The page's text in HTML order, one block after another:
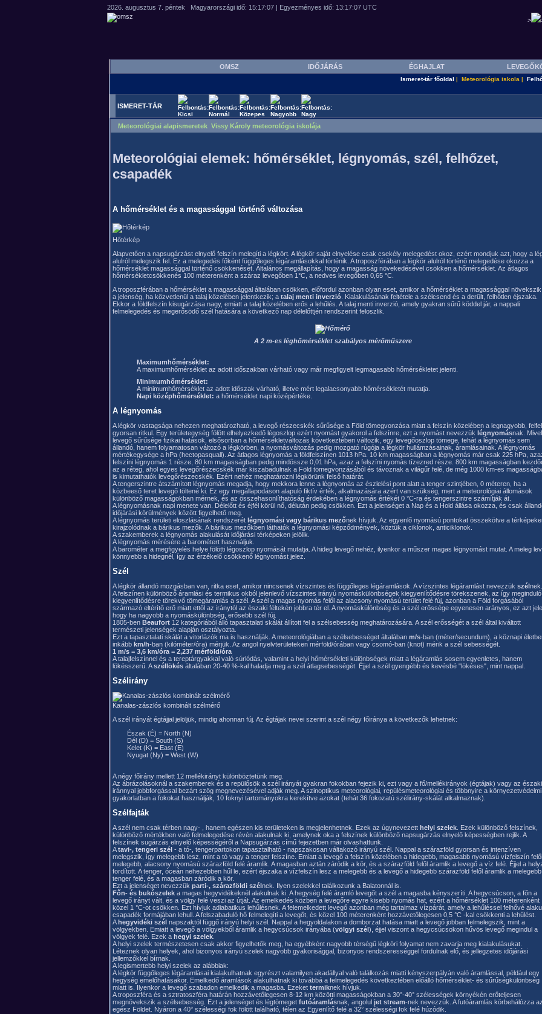
>
OMSZ IDŐJÁRÁS ÉGHAJLAT
Ismeret-tár főoldal Meteorológia iskola
ISMERET-TÁR
Meteorológiai alapismeretek Vissy Károly meteorológia iskolája
Meteorológiai elemek: hőmérséklet, légnyomás, szél, felhőzet,
csapadék
A hőmérséklet és a magassággal történő változása
Hőtérkép
Alapvetően a napsugárzást elnyelő felszín melegíti a légkört. A légkör saját elnyelése csak csekély melegedést okoz, ezért mondjuk azt, hogy a
alulról melegszik fel. Ez a melegedés főként függőleges légáramlásokkal történik. A troposzférában a légkör alulról történő melegedése okozza a
hőmérséklet magassággal történő csökkenését. Általános megállapítás, hogy a magasság növekedésével csökken a hőmérséklet. Az átlagos
hőmérsékletcsökkenés 100 méterenként a száraz levegőben 1°C, a nedves levegőben 0,65 °C.
A troposzférában a hőmérséklet a magassággal általában csökken, előfordul azonban olyan eset, amikor a hőmérséklet a magassággal
a jelenség, ha közvetlenül a talaj közelében jelentkezik; a talaj menti inverzió. Kialakulásának feltétele a szélcsend és a derült, felhőtlen éjszaka.
Ekkor a földfelszín kisugárzása nagy, emiatt a talaj közelében erős a lehűlés. A talaj menti inverzió, amely gyakran sűrű köddel jár, a nappali
felmelegedés és megerősödő szél hatására a következő nap délelőttjén rendszerint feloszlik.
A 2 m-es léghőmérséklet szabályos mérőműszere
Maximumhőmérséklet:
A maximumhőmérséklet az adott időszakban várható vagy már megfigyelt legmagasabb hőmérsékletet jelenti.
Minimumhőmérséklet:
A minimumhőmérséklet az adott időszak várható, illetve mért legalacsonyabb hőmérsékletét mutatja.
Napi középhőmérséklet: a hőmérséklet napi középértéke.
A légnyomás
A légkör vastagsága nehezen meghatározható, a levegő részecskék sűrűsége a Föld tömegvonzása miatt a felszín közelében a legnagyobb,
gyorsan ritkul. Egy területegység fölött elhelyezkedő légoszlop ezért nyomást gyakorol a felszínre, ezt a nyomást nevezzük légnyomásnak.
levegő sűrűsége fizikai hatások, elsősorban a hőmérsékletváltozás következtében változik, egy levegőoszlop tömege, tehát a légnyomás sem
állandó, hanem folyamatosan változó a légkörben, a nyomásváltozás pedig mozgató rúgója a légkör hullámzásainak, áramlásainak. A légnyomás
mértékegysége a hPa (hectopasquall). Az átlagos légnyomás a földfelszínen 1013 hPa. 10 km magasságban a légnyomás már csak 225 hPa,
felszíni légnyomás 1 része, 80 km magasságban pedig mindössze 0,01 hPa, azaz a felszíni nyomás tízezred része. 800 km magasságban
az a réteg, ahol egyes levegőrészecskék már kiszabadulnak a Föld tömegvonzásából és távoznak a világűr felé, de még 1000 km-es
is kimutathatók levegőrészecskék. Ezért nehéz meghatározni légkörünk felső határát.
A tengerszintre átszámított légnyomás megadja, hogy mekkora lenne a légnyomás az észlelési pont alatt a tenger szintjében, 0 méteren, ha a
közbeeső teret levegő töltené ki. Ez egy megállapodáson alapuló fiktív érték, alkalmazására azért van szükség, mert a meteorológiai állomások
különböző magasságokban mérnek, és az összehasonlíthatóság érdekében a légnyomás értékét 0 °C-ra és tengerszintre számítják át.
A légnyomásnak napi menete van. Délelőtt és éjfél körül nő, délután pedig csökken. Ezt a jelenséget a Nap és a Hold állása okozza, és csak
időjárási körülmények között figyelhető meg.
A légnyomás területi eloszlásának rendszerét légnyomási vagy bárikus mezőnek hívjuk. Az egyenlő nyomású pontokat összekötve a
kirajzolódnak a bárikus mezők. A bárikus mezőkben láthatók a légnyomási képződmények, köztük a ciklonok, anticiklonok.
A szakemberek a légnyomás alakulását időjárási térképeken jelölik.
A légnyomás mérésére a barométert használjuk.
A barométer a megfigyelés helye fölötti légoszlop nyomását mutatja. A hideg levegő nehéz, ilyenkor a műszer magas légnyomást mutat. A meleg
könnyebb a hidegnél, így az érzékelő csökkenő légnyomást jelez.
Szél
A légkör állandó mozgásban van, ritka eset, amikor nincsenek vízszintes és függőleges légáramlások. A vízszintes légáramlást nevezzük szél nek.
A felszínen különböző áramlási és termikus okból jelenlevő vízszintes irányú nyomáskülönbségek kiegyenlítődésre törekszenek, az így meginduló,
kiegyenlítődésre törekvő tömegáramlás a szél. A szél a magas nyomás felől az alacsony nyomású terület felé fúj, azonban a Föld forgásából
származó eltérítő erő miatt ettől az iránytól az északi féltekén jobbra tér el. A nyomáskülönbség és a szél erőssége egyenesen arányos, ez azt
hogy ha nagyobb a nyomáskülönbség, erősebb szél fúj.
1805-ben Beaufort 12 kategóriából álló tapasztalati skálát állított fel a szélsebesség meghatározására. A szél erősségét a szél által kiváltott
természeti jelenségek alapján osztályozta.
Ezt a tapasztalati skálát a vitorlázók ma is használják. A meteorológiában a szélsebességet általában m/s-ban (méter/secundum), a köznapi
inkább km/h-ban (kilóméter/óra) mérjük. Az angol nyelvterületeken mérföld/órában vagy csomó-ban (knot) mérik a szél sebességét.
1 m/s = 3,6 km/óra = 2,237 mérföld/óra
A talajfelszínnel és a tereptárgyakkal való súrlódás, valamint a helyi hőmérsékleti különbségek miatt a légáramlás sosem egyenletes, hanem
lökésszerű. Aszéllökés általában 20-40 %-kal haladja meg a szél átlagsebességét. Éjjel a szél gyengébb és kevésbé "lökéses", mint nappal.
Szélirány
Kanalas-zászlós kombinált szélmérő
A szél irányát égtájjal jelöljük, mindig ahonnan fúj. Az égtájak nevei szerint a szél négy főiránya a következők lehetnek:
A négy főirány mellett 12 mellékirányt különböztetünk meg.
Az ábrázolásoknál a szakemberek és a repülősök a szél irányát gyakran fokokban fejezik ki, ezt vagy a fő/mellékirányok (égtájak) vagy az északi
iránnyal jobbforgással bezárt szög megnevezésével adják meg. A szinoptikus meteorológiai, repülésmeteorológiai és többnyire a környezetvédelmi
gyakorlatban a fokokat használják, 10 foknyi tartományokra kerekítve azokat (tehát 36 fokozatú szélirány-skálát alkalmaznak).
Szélfajták
A szél nem csak térben nagy- , hanem egészen kis területeken is megjelenhetnek. Ezek az úgynevezett helyi szelek. Ezek különböző felszínek,
különböző mértékben való felmelegedése révén alakulnak ki, amelynek oka a felszínek különböző napsugárzás elnyelő képességben rejlik. A
felszínek sugárzás elnyelő képességéről a Napsugárzás című fejezetben már olvashattunk.
Atavi-, tengeri szél - a tó-, tengerpartokon tapasztalható - napszakosan váltakozó irányú szél. Nappal a szárazföld gyorsan és intenzíven
melegszik, így melegebb lesz, mint a tó vagy a tenger felszíne. Emiatt a levegő a felszín közelében a hidegebb, magasabb nyomású vízfelszín
melegebb, alacsony nyomású szárazföld felé áramlik. A magasban aztán záródik a kör, és a szárazföld felől áramlik a levegő a víz felé. Éjjel a
fordított. A tenger, óceán nehezebben hűl le, ezért éjszaka a vízfelszín lesz a melegebb és a levegő a hidegebb szárazföld felől áramlik a melegebb
tenger felé, és a magasban záródik a kör.
Ezt a jelenséget nevezzük parti-, szárazföldi szél nek. Ilyen szelekkel találkozunk a Balatonnál is.
Főn- és bukószelek a magas hegyvidékeknél alakulnak ki. A hegység felé áramló levegőt a szél a magasba kényszeríti. A hegycsúcson, a főn a
levegő irányt vált, és a völgy felé veszi az útját. Az emelkedés közben a levegőre egyre kisebb nyomás hat, ezért a hőmérséklet 100 méterenként
közel 1 °C-ot csökken. Ezt hívjuk adiabatikus lehűlésnek. A felemelkedett levegő azonban még tartalmaz vízpárát, amely a lehűléssel felhővé
csapadék formájában lehull. A felszabaduló hő felmelegíti a levegőt, és közel 100 méterenként hozzávetőlegesen 0,5 °C -kal csökkenti a lehűlést.
A hegyvidéki szél napszaktól függő irányú helyi szél. Nappal a hegyoldalakon a domborzat hatása miatt a levegő jobban felmelegszik, mint a
völgyekben. Emiatt a levegő a völgyekből áramlik a hegycsúcsok irányába (völgyi szél ), éjjel viszont a hegycsúcsokon hűvös levegő megindul a
völgyek felé. Ezek a hegyi szelek.
A helyi szelek természetesen csak akkor figyelhetők meg, ha egyébként nagyobb térségű légköri folyamat nem zavarja meg kialakulásukat.
Léteznek olyan helyek, ahol bizonyos irányú szelek nagyobb gyakorisággal, bizonyos rendszerességgel fordulnak elő, és jellegzetes időjárási
jellemzőkkel bírnak.
A legismertebb helyi szelek az alábbiak:
A légkör függőleges légáramlásai kialakulhatnak egyrészt valamilyen akadállyal való találkozás miatti kényszerpályán való áramlással, például egy
hegység emelőhatásakor. Emelkedő áramlások alakulhatnak ki továbbá a felmelegedés következtében előálló hőmérséklet- és sűrűségkülönbség
miatt is. Ilyenkor a levegő szabadon emelkedik a magasba. Ezeket termiknek hívjuk.
A troposzféra és a sztratoszféra határán hozzávetőlegesen 8-12 km közötti magasságokban a 30°-40° szélességek környékén erőteljesen
megnövekszik a szélsebesség. Ezt a jelenséget és légtömeget futóáramlásnak, angolul jet stream-nek nevezzük. A futóáramlás körbehálózza az
egész Földet. Nyáron a 40° szélességi fok fölött található, télen az Egyenlítő felé a 32° szélességi fok felé húzódik.